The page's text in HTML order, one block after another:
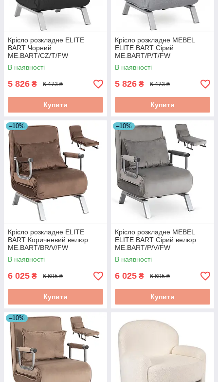
Крісло розкладне ELITE
BART Чорний
ME.BART/CZ/T/FW
В наявності
5 826 ₴ 6 473 ₴
Купити
Крісло розкладне MEBEL
ELITE BART Сірий
ME.BART/P/T/FW
В наявності
5 826 ₴ 6 473 ₴
Купити
–10%
Крісло розкладне ELITE
BART Коричневий велюр
ME.BART/BR/V/FW
В наявності
6 025 ₴ 6 695 ₴
Купити
–10%
Крісло розкладне MEBEL
ELITE BART Сірий велюр
ME.BART/P/V/FW
В наявності
6 025 ₴ 6 695 ₴
Купити
–10%